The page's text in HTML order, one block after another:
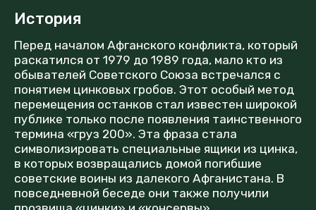
История
Перед началом Афганского конфликта, который
раскатился от 1979 до 1989 года, мало кто из
обывателей Советского Союза встречался с
понятием цинковых гробов. Этот особый метод
перемещения останков стал известен широкой
публике только после появления таинственного
термина «груз 200». Эта фраза стала
символизировать специальные ящики из цинка,
в которых возвращались домой погибшие
советские воины из далекого Афганистана. В
повседневной беседе они также получили